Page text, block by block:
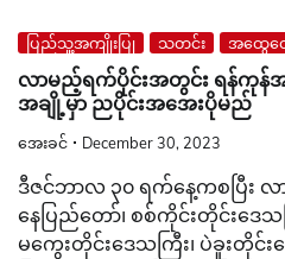
ပြည်သူ့အကျိုးပြု သတင်း အထွေ
လာမည့်ရက်ပိုင်းအတွင်း ရန်ကုန်
အချို့မှာ ညပိုင်းအအေးပိုမည်
အေးခင် December 30, 2023
ဒီဇင်ဘာလ ၃၀ ရက်နေ့ကစပြီး
နေပြည်တော်၊ စစ်ကိုင်းတိုင်းဒေသ
မကွေးတိုင်းဒေသကြီး၊ ပဲခူးတိုင်